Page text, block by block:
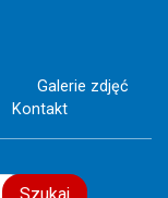
Galerie zdjęć
Kontakt